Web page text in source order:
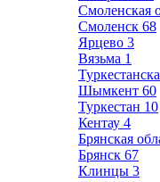
Смоленская
Смоленск 68
Ярцево 3
Вязьма 1
Шымкент 60
Туркестан 10
Кентау 4
Брянская
Брянск 67
Клинцы 3